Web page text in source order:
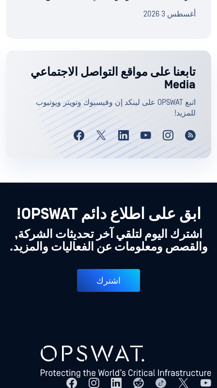
أغسطس 3 2026
تابعنا على مواقع التواصل الاجتماعي
Media
اتبع OPSWAT على لينكد إن وفيسبوك وتويتر ويوتيوب
للمزيد!
ابق على اطلاع دائم OPSWAT!
اشترك اليوم لتلقي آخر تحديثات الشركة,
والقصص ومعلومات عن الفعاليات والمزيد.
اشترك